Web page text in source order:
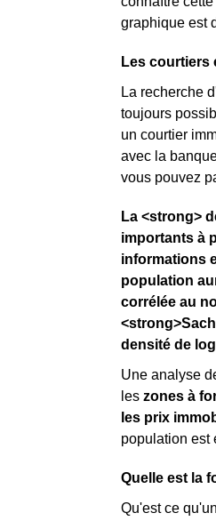
graphique est
Les courtiers
La recherche
toujours
un courtier
avec la
vous pouvez
La <strong>
importants à
informations
population
corrélée au
densité de
Une analyse
les zones à
les prix
population est
Quelle est la
Qu'est ce